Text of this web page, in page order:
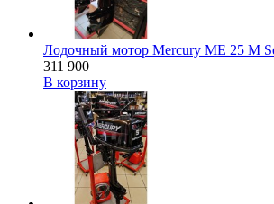
Лодочный мотор Mercury ME 25 M
311 900
В корзину